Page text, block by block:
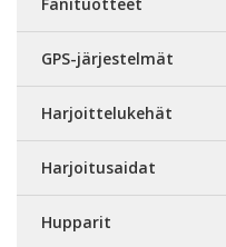
Fanituotteet
GPS-järjestelmät
Harjoittelukehät
Harjoitusaidat
Hupparit